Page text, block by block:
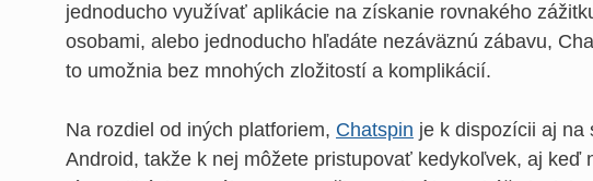
jednoducho využívať aplikácie na získanie rovnakého
osobami, alebo jednoducho hľadáte nezáväznú zábavu,
to umožnia bez mnohých zložitostí a komplikácií.
Na rozdiel od iných platforiem, Chatspin je k dispozícii aj na
Android, takže k nej môžete pristupovať kedykoľvek, aj keď